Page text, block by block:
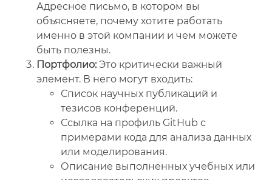
Адресное письмо, в котором вы
объясняете, почему хотите работать
именно в этой компании и чем можете
быть полезны.
Портфолио:Это критически важный
элемент. В него могут входить:
Список научных публикаций и
тезисов конференций.
Ссылка на профиль GitHub с
примерами кода для анализа данных
или моделирования.
Описание выполненных учебных или